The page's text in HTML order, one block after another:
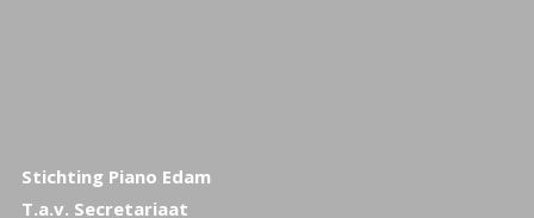
Stichting Piano Edam
T.a.v. Secretariaat